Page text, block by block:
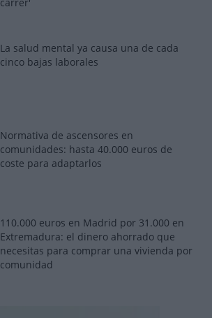
La salud mental ya causa una de cada
cinco bajas laborales
Normativa de ascensores en
comunidades: hasta 40.000 euros de
coste para adaptarlos
110.000 euros en Madrid por 31.000 en
Extremadura: el dinero ahorrado que
necesitas para comprar una vivienda por
comunidad